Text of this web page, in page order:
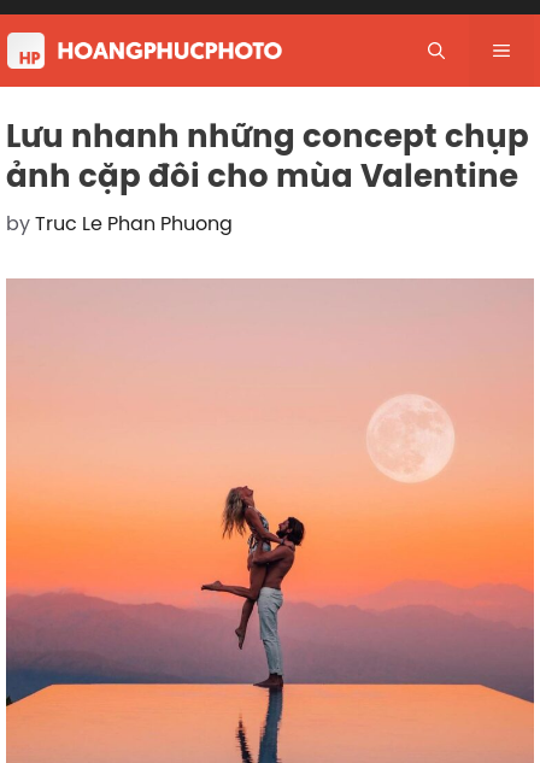
Skip
to
content
Lưu nhanh những concept chụp
ảnh cặp đôi cho mùa Valentine
byTruc Le Phan Phuong